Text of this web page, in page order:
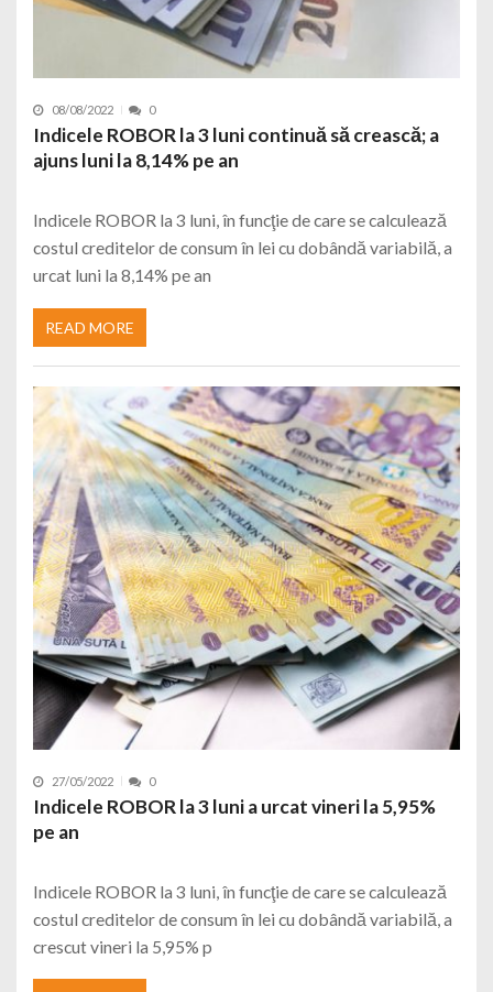
08/08/2022 0
Indicele ROBOR la 3 luni continuă să crească; a
ajuns luni la 8,14% pe an
Indicele ROBOR la 3 luni, în funcţie de care se calculează
costul creditelor de consum în lei cu dobândă variabilă, a
urcat luni la 8,14% pe an
READ MORE
27/05/2022 0
Indicele ROBOR la 3 luni a urcat vineri la 5,95%
pe an
Indicele ROBOR la 3 luni, în funcţie de care se calculează
costul creditelor de consum în lei cu dobândă variabilă, a
crescut vineri la 5,95% p